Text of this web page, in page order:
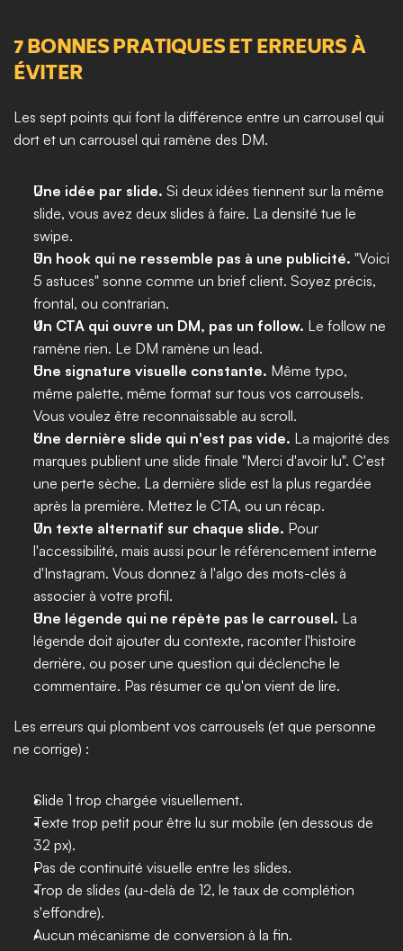
7 BONNES PRATIQUES ET ERREURS À
ÉVITER
Les sept points qui font la différence entre un carrousel qui
dort et un carrousel qui ramène des DM.
Une idée par slide. Si deux idées tiennent sur la même
slide, vous avez deux slides à faire. La densité tue le
swipe.
Un hook qui ne ressemble pas à une publicité. "Voici
5 astuces" sonne comme un brief client. Soyez précis,
frontal, ou contrarian.
Un CTA qui ouvre un DM, pas un follow. Le follow ne
ramène rien. Le DM ramène un lead.
Une signature visuelle constante. Même typo,
même palette, même format sur tous vos carrousels.
Vous voulez être reconnaissable au scroll.
Une dernière slide qui n'est pas vide. La majorité des
marques publient une slide finale "Merci d'avoir lu". C'est
une perte sèche. La dernière slide est la plus regardée
après la première. Mettez le CTA, ou un récap.
Un texte alternatif sur chaque slide. Pour
l'accessibilité, mais aussi pour le référencement interne
d'Instagram. Vous donnez à l'algo des mots-clés à
associer à votre profil.
Une légende qui ne répète pas le carrousel. La
légende doit ajouter du contexte, raconter l'histoire
derrière, ou poser une question qui déclenche le
commentaire. Pas résumer ce qu'on vient de lire.
Les erreurs qui plombent vos carrousels (et que personne
ne corrige) :
Slide 1 trop chargée visuellement.
Texte trop petit pour être lu sur mobile (en dessous de
32 px).
Pas de continuité visuelle entre les slides.
Trop de slides (au-delà de 12, le taux de complétion
s'effondre).
Aucun mécanisme de conversion à la fin.